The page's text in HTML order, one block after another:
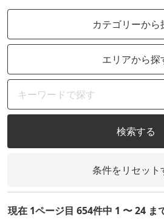
カテゴリーから
エリアから探
検索する
条件をリセット
現在 1ページ目 654件中 1 〜 24 ま